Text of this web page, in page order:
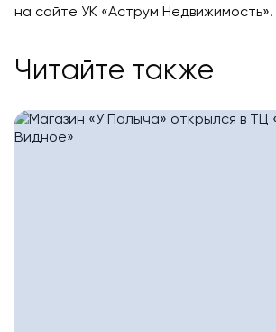
на сайте УК «Аструм Недвижимость».
Читайте также